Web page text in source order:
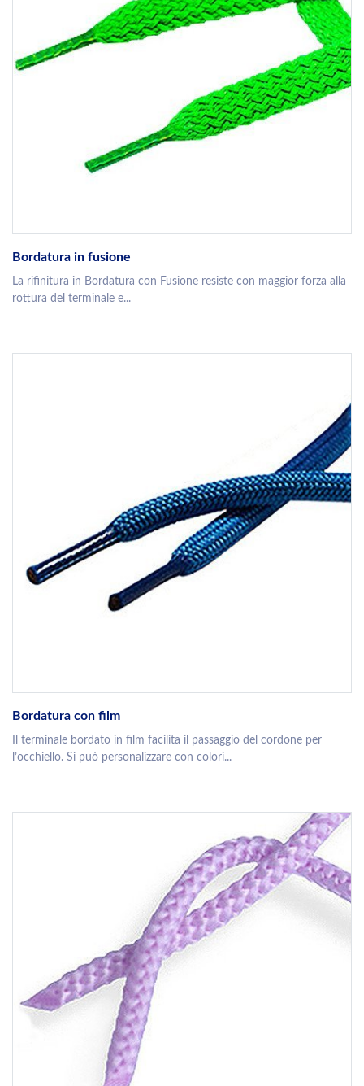
Bordatura in fusione
La rifinitura in Bordatura con Fusione resiste con maggior forza alla
rottura del terminale e...
Bordatura con film
Il terminale bordato in film facilita il passaggio del cordone per
l’occhiello. Si può personalizzare con colori...